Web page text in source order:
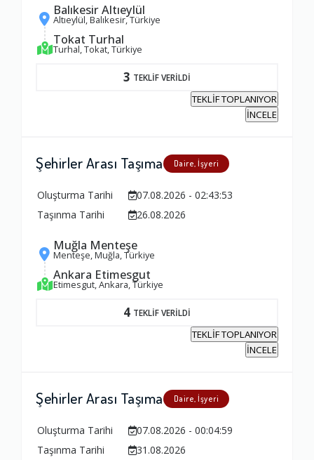
Balıkesir Altıeylül
Altıeylül, Balıkesir, Türkiye
Tokat Turhal
Turhal, Tokat, Türkiye
3 TEKLİF VERİLDİ
TEKLİF TOPLANIYOR
İNCELE
Şehirler Arası Taşıma Daire, İşyeri
Oluşturma Tarihi
07.08.2026 - 02:43:53
Taşınma Tarihi
26.08.2026
Muğla Menteşe
Menteşe, Muğla, Türkiye
Ankara Etimesgut
Etimesgut, Ankara, Türkiye
4 TEKLİF VERİLDİ
TEKLİF TOPLANIYOR
İNCELE
Şehirler Arası Taşıma Daire, İşyeri
Oluşturma Tarihi
07.08.2026 - 00:04:59
Taşınma Tarihi
31.08.2026
Fiyatlandırma Dengesi